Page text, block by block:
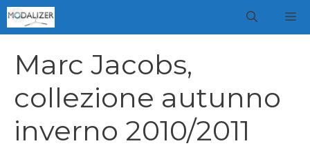
Vai
al
Marc Jacobs,
collezione autunno
inverno 2010/2011